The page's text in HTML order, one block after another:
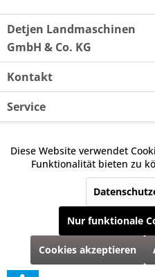
Detjen Landmaschinen
GmbH & Co. KG
Kontakt
Service
angebotenen
angegebene Nummer
* Alle Preise inkl. gesetzl.
Nachnahmegebühren,
Funktionale
Tracking
Diese Website verwendet
Funktionalität bieten zu
Nur funktionale
Cookies akzeptieren